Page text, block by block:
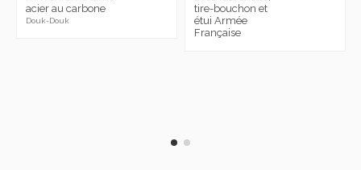
acier au carbone
Douk-Douk
tire-bouchon et
étui Armée
Française